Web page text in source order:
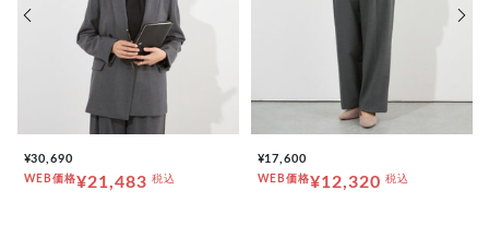
¥30,690
WEB価格¥21,483 税込
¥17,600
WEB価格¥12,320 税込
前の画像